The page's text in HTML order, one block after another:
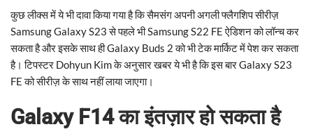
कुछ लीक्स में ये भी दावा किया गया है कि सैमसंग अपनी अगली फ्लैगशिप सीरीज़
Samsung Galaxy S23 से पहले भी Samsung S22 FE ऐडिशन को लॉन्च कर
सकता है और इसके साथ ही Galaxy Buds 2 को भी टेक मार्किट में पेश कर सकता
है। टिपस्टर Dohyun Kim के अनुसार खबर ये भी है कि इस बार Galaxy S23
FE को सीरीज़ के साथ नहीं लाया जाएगा।
Galaxy F14 का इंतज़ार हो सकता है